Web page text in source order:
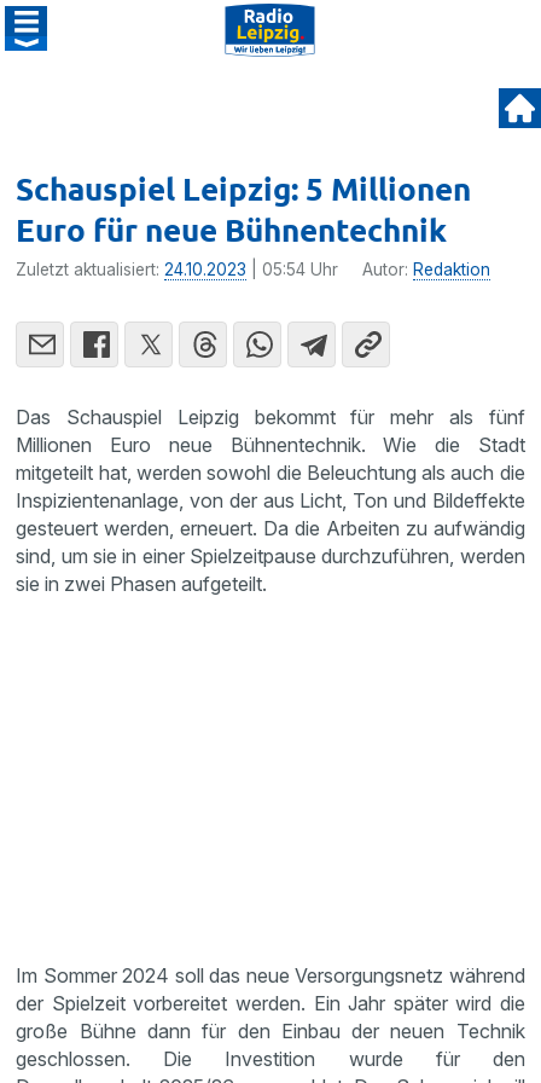
Schauspiel Leipzig: 5 Millionen
Euro für neue Bühnentechnik
Zuletzt aktualisiert:24.10.2023 | 05:54 Uhr Autor: Redaktion
Das Schauspiel Leipzig bekommt für mehr als fünf
Millionen Euro neue Bühnentechnik. Wie die Stadt
mitgeteilt hat, werden sowohl die Beleuchtung als auch die
Inspizientenanlage, von der aus Licht, Ton und Bildeffekte
gesteuert werden, erneuert. Da die Arbeiten zu aufwändig
sind, um sie in einer Spielzeitpause durchzuführen, werden
sie in zwei Phasen aufgeteilt.
Im Sommer 2024 soll das neue Versorgungsnetz während
der Spielzeit vorbereitet werden. Ein Jahr später wird die
große Bühne dann für den Einbau der neuen Technik
geschlossen. Die Investition wurde für den